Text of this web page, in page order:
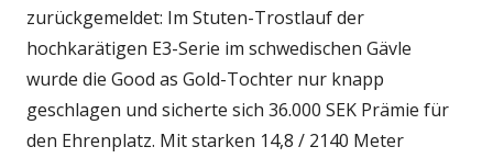
zurückgemeldet: Im Stuten-Trostlauf der
hochkarätigen E3-Serie im schwedischen Gävle
wurde die Good as Gold-Tochter nur knapp
geschlagen und sicherte sich 36.000 SEK Prämie für
den Ehrenplatz. Mit starken 14,8 / 2140 Meter